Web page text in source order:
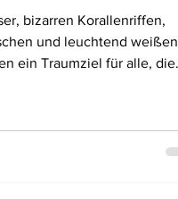
bizarren Korallenriffen,
und leuchtend weißen
ein Traumziel für alle, die